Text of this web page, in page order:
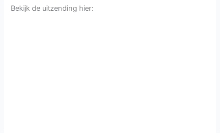
Bekijk de uitzending hier: